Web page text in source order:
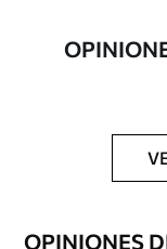
Adicionalmente
OPINIONES